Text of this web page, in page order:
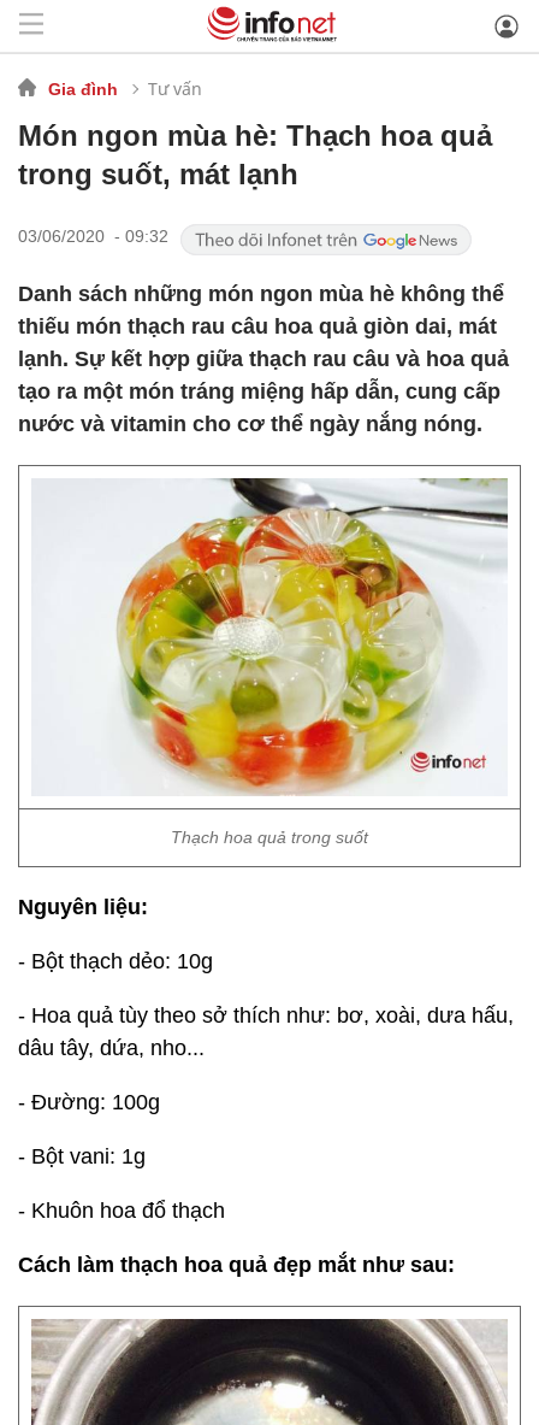
Gia đình Tư vấn
Món ngon mùa hè: Thạch hoa quả
trong suốt, mát lạnh
03/06/2020 - 09:32
Danh sách những món ngon mùa hè không thể
thiếu món thạch rau câu hoa quả giòn dai, mát
lạnh. Sự kết hợp giữa thạch rau câu và hoa quả
tạo ra một món tráng miệng hấp dẫn, cung cấp
nước và vitamin cho cơ thể ngày nắng nóng.
Thạch hoa quả trong suốt
Nguyên liệu:
- Bột thạch dẻo: 10g
- Hoa quả tùy theo sở thích như: bơ, xoài, dưa hấu,
dâu tây, dứa, nho...
- Đường: 100g
- Bột vani: 1g
- Khuôn hoa đổ thạch
Cách làm thạch hoa quả đẹp mắt như sau: